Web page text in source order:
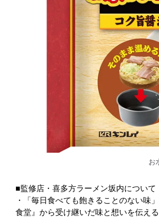
お
■監修店・喜多方ラーメン坂内について
・「毎日食べても飽きることのない味
食堂』から受け継いだ味と想いを伝え